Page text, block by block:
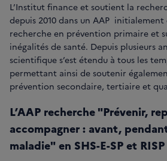
L’Institut finance et soutient la
depuis 2010 dans un AAP
recherche en prévention primaire et
inégalités de santé. Depuis plusieurs
scientifique s’est étendu à tous les
permettant ainsi de soutenir
prévention secondaire, tertiaire et
L’AAP recherche "Prévenir,
accompagner : avant,
maladie" en SHS-E-SP et RISP